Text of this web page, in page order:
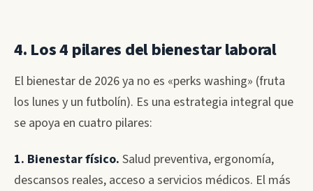
4. Los 4 pilares del bienestar laboral
El bienestar de 2026 ya no es «perks washing» (fruta
los lunes y un futbolín). Es una estrategia integral que
se apoya en cuatro pilares:
1. Bienestar físico. Salud preventiva, ergonomía,
descansos reales, acceso a servicios médicos. El más